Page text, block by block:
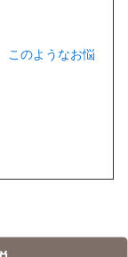
このようなお悩